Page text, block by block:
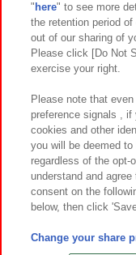
関連会社
プライバシーポリシー
お取引先さま
カスタマーハラスメント
" here" to see more
the retention period
out of our sharing of
Please click [Do Not
exercise your right.
Please note that
preference signals ,
cookies and other
you will be deemed
regardless of the opt-
understand and
consent on the
below, then click
Change your share